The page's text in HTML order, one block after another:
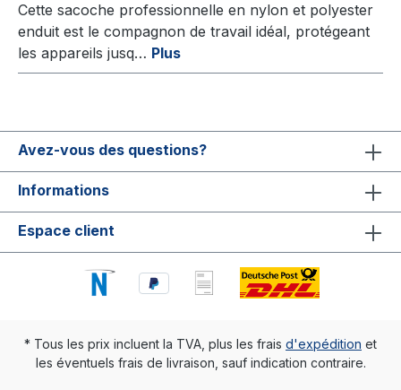
Cette sacoche professionnelle en nylon et polyester
enduit est le compagnon de travail idéal, protégeant
les appareils jusq… Plus
Avez-vous des questions?
Informations
Espace client
* Tous les prix incluent la TVA, plus les frais d'expédition et
les éventuels frais de livraison, sauf indication contraire.